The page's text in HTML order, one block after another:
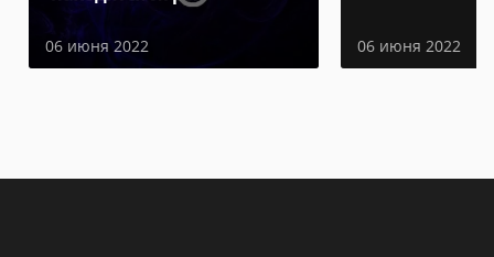
06 июня 2022 06 июня 2022